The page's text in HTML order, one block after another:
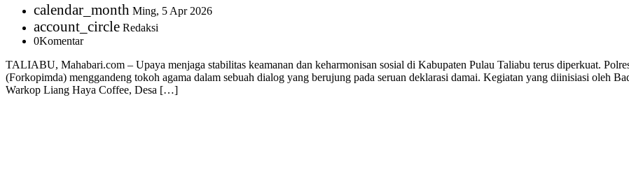
calendar_month Ming, 5 Apr 2026
account_circle Redaksi
0Komentar
TALIABU, Mahabari.com – Upaya menjaga stabilitas keamanan dan keharmonisan sosial di Kabupaten Pulau Taliabu terus diperkuat.
(Forkopimda) menggandeng tokoh agama dalam sebuah dialog yang berujung pada seruan deklarasi damai. Kegiatan yang diinisiasi oleh
Warkop Liang Haya Coffee, Desa […]